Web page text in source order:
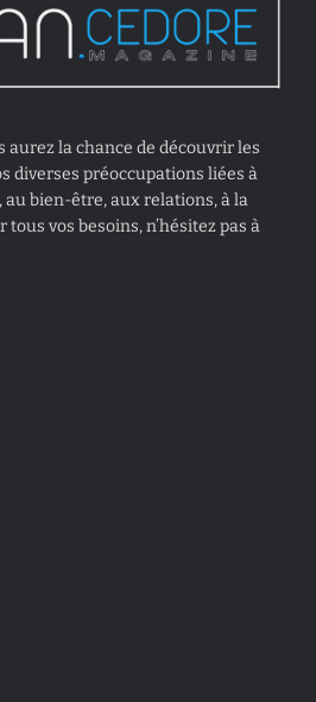
aurez la chance de découvrir les
diverses préoccupations liées à
au bien-être, aux relations, à la
tous vos besoins, n’hésitez pas à